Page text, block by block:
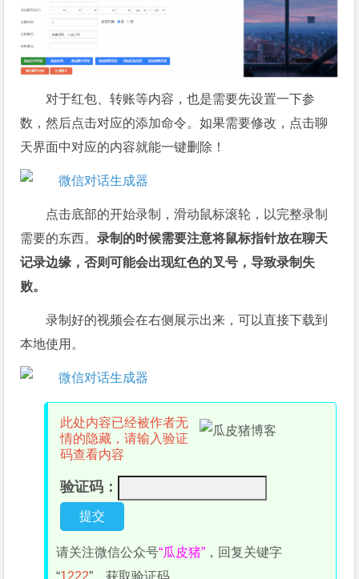
对于红包、转账等内容，也是需要先设置一下参
数，然后点击对应的添加命令。如果需要修改，点击聊
天界面中对应的内容就能一键删除！
点击底部的开始录制，滑动鼠标滚轮，以完整录制
需要的东西。录制的时候需要注意将鼠标指针放在聊天
记录边缘，否则可能会出现红色的叉号，导致录制失
败。
录制好的视频会在右侧展示出来，可以直接下载到
本地使用。
此处内容已经被作者无
情的隐藏，请输入验证
码查看内容
验证码：
请关注微信公众号“瓜皮猪” ，回复关键字
“1222”，获取验证码。